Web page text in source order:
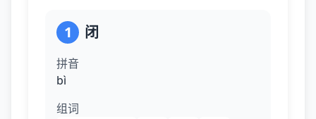
1 闭
拼音
bì
组词